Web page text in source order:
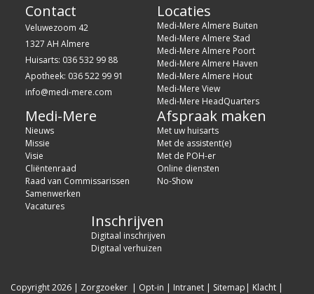
Contact
Veluwezoom 42
1327 AH Almere
Huisarts: 036 532 99 88
Apotheek: 036 522 99 91
info@medi-mere.com
Locaties
Medi-Mere Almere Buiten
Medi-Mere Almere Stad
Medi-Mere Almere Poort
Medi-Mere Almere Haven
Medi-Mere Almere Hout
Medi-Mere View
Medi-Mere HeadQuarters
Medi-Mere
Nieuws
Missie
Visie
Cliëntenraad
Raad van Commissarissen
Samenwerken
Vacatures
Afspraak maken
Met uw huisarts
Met de assistent(e)
Met de POH-er
Online diensten
No-Show
Inschrijven
Digitaal inschrijven
Digitaal verhuizen
Copyright 2026 | Zorgzoeker | Opt-in | Intranet | Sitemap | Klacht |